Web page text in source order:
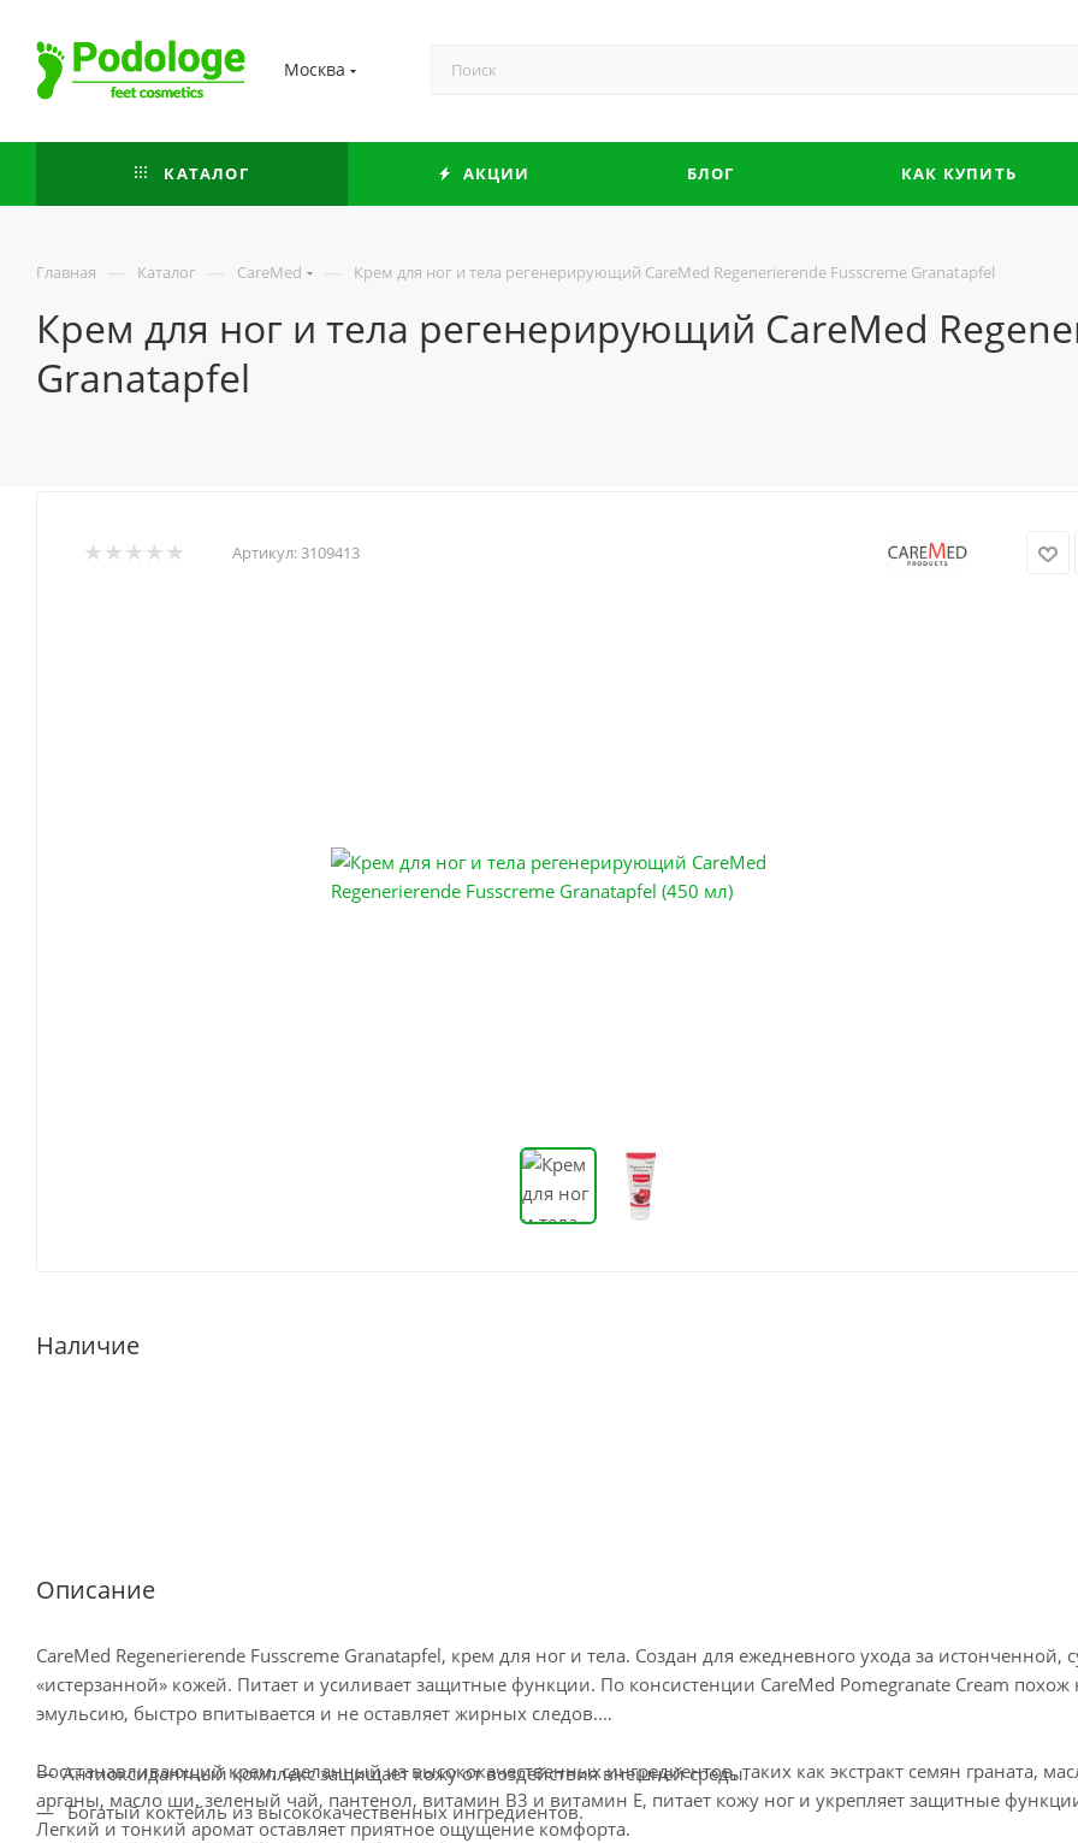
Москва
КАТАЛОГ АКЦИИ БЛОГ КАК КУПИТЬ
Главная — Каталог — CareMed — Крем для ног и тела регенерирующий CareMed Regenerierende Fusscreme Granatapfel
Крем для ног и тела регенерирующий CareMed
Granatapfel
Артикул:3109413
Наличие
Описание
CareMed Regenerierende Fusscreme Granatapfel, крем для ног и тела. Создан для ежедневного ухода за истонченной,
«истерзанной» кожей. Питает и усиливает защитные функции. По консистенции CareMed Pomegranate Cream похож
эмульсию, быстро впитывается и не оставляет жирных следов.
Восстанавливающий крем, сделанный из высококачественных ингредиентов, таких как экстракт семян граната,
арганы, масло ши, зеленый чай, пантенол, витамин B3 и витамин E, питает кожу ног и укрепляет защитные
Легкий и тонкий аромат оставляет приятное ощущение комфорта.
Антиоксидантный комплекс защищает кожу от воздействия внешней среды.
Богатый коктейль из высококачественных ингредиентов.